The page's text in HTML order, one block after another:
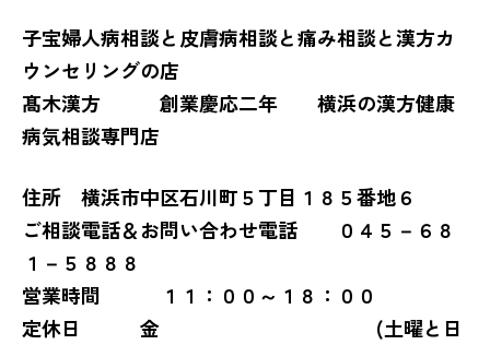
子宝婦人病相談と皮膚病相談と痛み相談と漢方カ
ウンセリングの店
髙木漢方 創業慶応二年 横浜の漢方健康
病気相談専門店
住所 横浜市中区石川町５丁目１８５番地６
ご相談電話＆お問い合わせ電話 ０４５－６８
１－５８８８
営業時間 １１：００～１８：００
定休日 金 (土曜と日